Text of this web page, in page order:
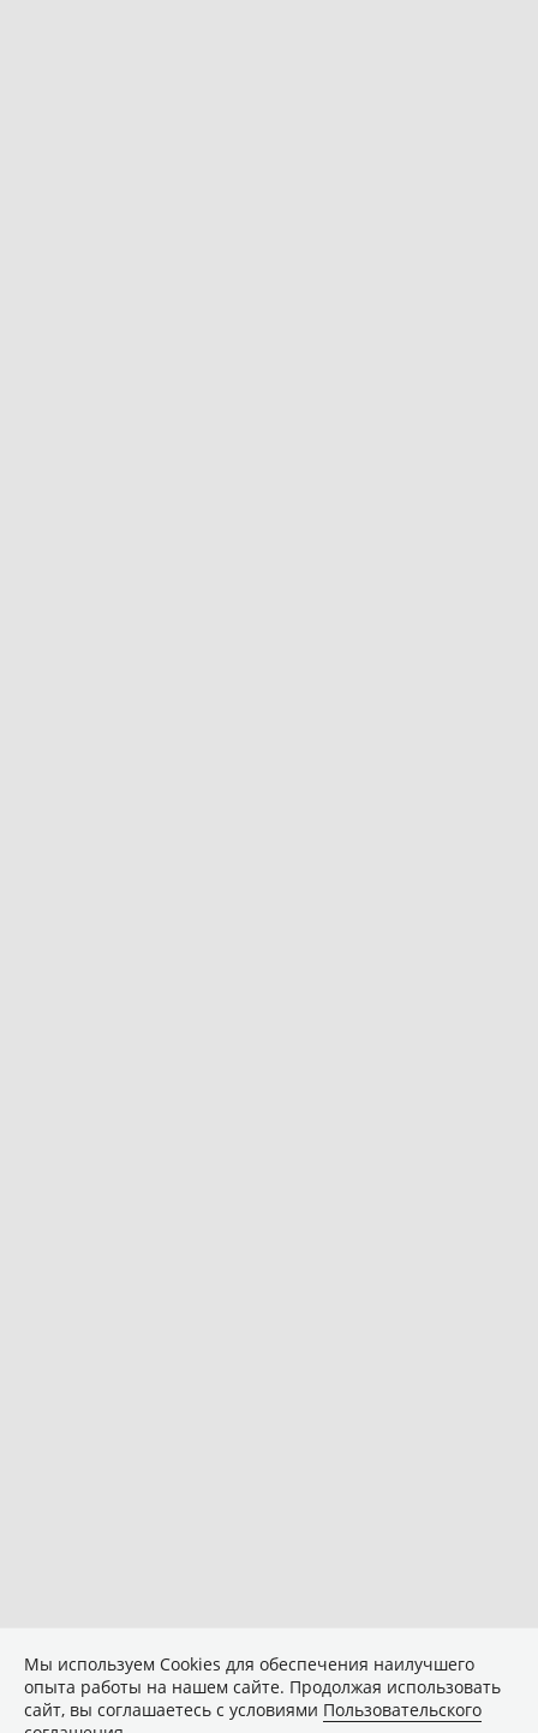
Мы используем Сookies для обеспечения наилучшего
опыта работы на нашем сайте. Продолжая использовать
сайт, вы соглашаетесь с условиями Пользовательского